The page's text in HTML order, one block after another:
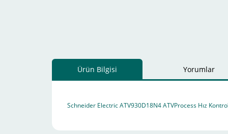
Ürün Bilgisi Yorumlar
Schneider Electric ATV930D18N4 ATVProcess Hız